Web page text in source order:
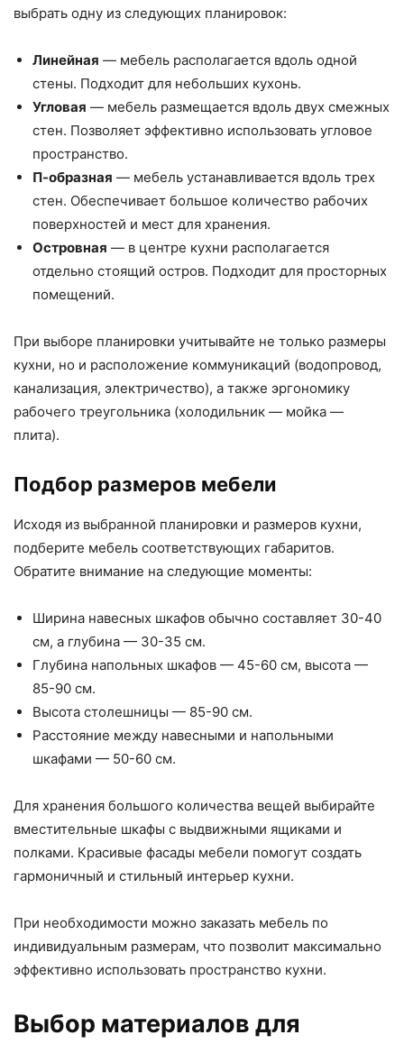
выбрать одну из следующих планировок:
Линейная — мебель располагается вдоль одной
стены. Подходит для небольших кухонь.
Угловая — мебель размещается вдоль двух смежных
стен. Позволяет эффективно использовать угловое
пространство.
П-образная — мебель устанавливается вдоль трех
стен. Обеспечивает большое количество рабочих
поверхностей и мест для хранения.
Островная — в центре кухни располагается
отдельно стоящий остров. Подходит для просторных
помещений.
При выборе планировки учитывайте не только размеры
кухни, но и расположение коммуникаций (водопровод,
канализация, электричество), а также эргономику
рабочего треугольника (холодильник — мойка —
плита).
Подбор размеров мебели
Исходя из выбранной планировки и размеров кухни,
подберите мебель соответствующих габаритов.
Обратите внимание на следующие моменты:
Ширина навесных шкафов обычно составляет 30-40
см, а глубина — 30-35 см.
Глубина напольных шкафов — 45-60 см, высота —
85-90 см.
Высота столешницы — 85-90 см.
Расстояние между навесными и напольными
шкафами — 50-60 см.
Для хранения большого количества вещей выбирайте
вместительные шкафы с выдвижными ящиками и
полками. Красивые фасады мебели помогут создать
гармоничный и стильный интерьер кухни.
При необходимости можно заказать мебель по
индивидуальным размерам, что позволит максимально
эффективно использовать пространство кухни.
Выбор материалов для